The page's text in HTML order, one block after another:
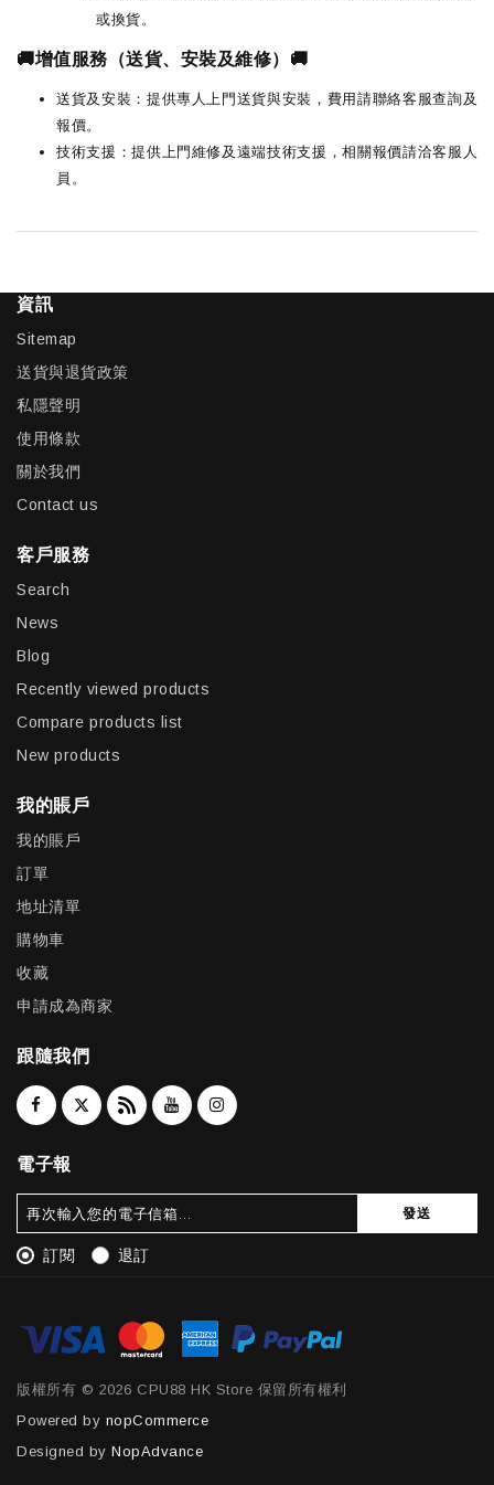
或換貨。
🚚增值服務（送貨、安裝及維修）🚚
送貨及安裝：提供專人上門送貨與安裝，費用請聯絡客服查詢及
報價。
技術支援：提供上門維修及遠端技術支援，相關報價請洽客服人
員。
資訊
Sitemap
送貨與退貨政策
私隱聲明
使用條款
關於我們
Contact us
客戶服務
Search
News
Blog
Recently viewed products
Compare products list
New products
我的賬戶
我的賬戶
訂單
地址清單
購物車
收藏
申請成為商家
跟隨我們
電子報
發送
訂閱 退訂
版權所有 © 2026 CPU88 HK Store 保留所有權利
Powered by nopCommerce
Designed by NopAdvance